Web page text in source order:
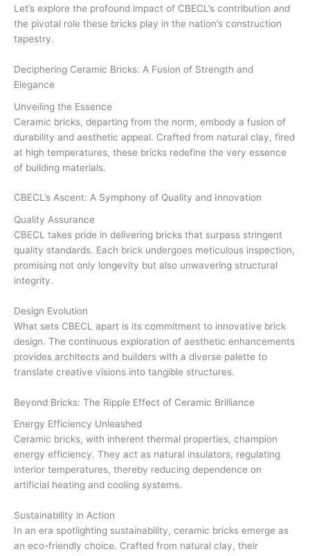
Let’s explore the profound impact of CBECL’s contribution and
the pivotal role these bricks play in the nation’s construction
tapestry.
Deciphering Ceramic Bricks: A Fusion of Strength and
Elegance
Unveiling the Essence
Ceramic bricks, departing from the norm, embody a fusion of
durability and aesthetic appeal. Crafted from natural clay, fired
at high temperatures, these bricks redefine the very essence
of building materials.
CBECL’s Ascent: A Symphony of Quality and Innovation
Quality Assurance
CBECL takes pride in delivering bricks that surpass stringent
quality standards. Each brick undergoes meticulous inspection,
promising not only longevity but also unwavering structural
integrity.
Design Evolution
What sets CBECL apart is its commitment to innovative brick
design. The continuous exploration of aesthetic enhancements
provides architects and builders with a diverse palette to
translate creative visions into tangible structures.
Beyond Bricks: The Ripple Effect of Ceramic Brilliance
Energy Efficiency Unleashed
Ceramic bricks, with inherent thermal properties, champion
energy efficiency. They act as natural insulators, regulating
interior temperatures, thereby reducing dependence on
artificial heating and cooling systems.
Sustainability in Action
In an era spotlighting sustainability, ceramic bricks emerge as
an eco-friendly choice. Crafted from natural clay, their